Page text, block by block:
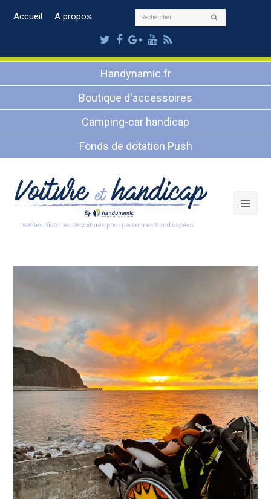
Accueil A propos Rechercher
Twitter
Facebook
Google
Plus
Youtube
RSS
Handynamic.fr
Boutique d'accessoires
Camping-car handicap
Fonds de dotation Push